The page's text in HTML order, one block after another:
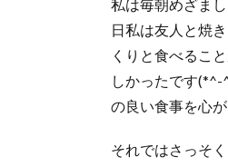
私は毎朝めざま
日私は友人と焼
くりと食べるこ
しかったです(*^-
の良い食事を心
それではさっそ